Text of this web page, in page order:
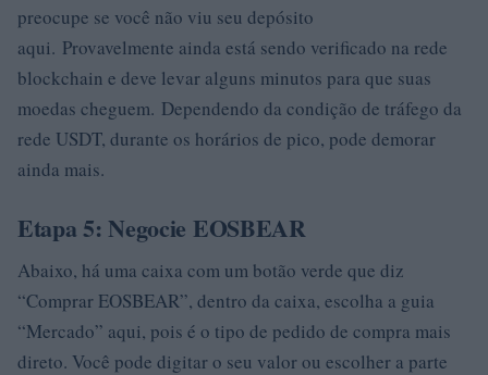
preocupe se você não viu seu depósito
aqui. Provavelmente ainda está sendo verificado na rede
blockchain e deve levar alguns minutos para que suas
moedas cheguem. Dependendo da condição de tráfego da
rede USDT, durante os horários de pico, pode demorar
ainda mais.
Etapa 5: Negocie EOSBEAR
Abaixo, há uma caixa com um botão verde que diz
“Comprar EOSBEAR”, dentro da caixa, escolha a guia
“Mercado” aqui, pois é o tipo de pedido de compra mais
direto. Você pode digitar o seu valor ou escolher a parte